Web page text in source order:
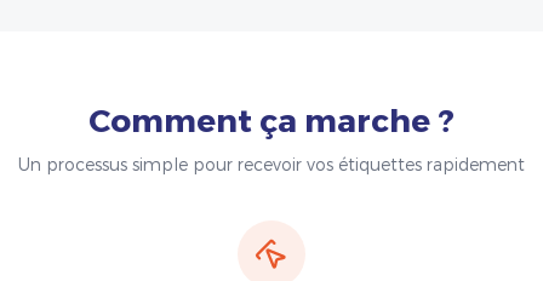
Comment ça marche ?
Un processus simple pour recevoir vos étiquettes rapidement